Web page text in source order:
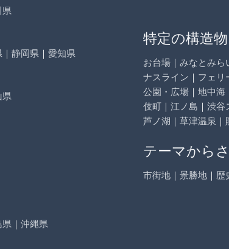
｜ 静岡県 ｜ 愛知県
県 ｜ 沖縄県
特定の構造
お台場 ｜ みなとみら
ナスライン ｜ フェリ
公園・広場 ｜ 地中海
伎町 ｜ 江ノ島 ｜ 渋谷
芦ノ湖 ｜ 草津温泉 ｜
テーマから
市街地 ｜ 景勝地 ｜ 歴